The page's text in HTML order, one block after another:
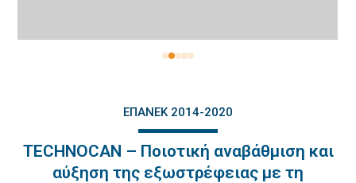
ΕΠΑΝΕΚ 2014-2020
TECHNOCAN – Ποιοτική αναβάθμιση και
αύξηση της εξωστρέφειας με τη